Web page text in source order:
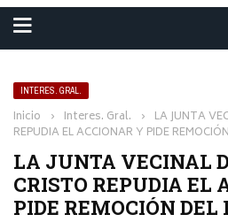
INTERES. GRAL.
Inicio › Interes. Gral. › LA JUNTA
REPUDIA EL ACCIONAR Y PIDE
LA JUNTA VECINAL
CRISTO REPUDIA EL
PIDE REMOCIÓN DEL